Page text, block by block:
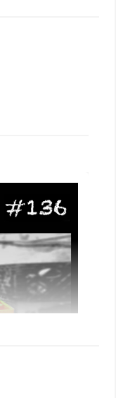
elkarrizketa
amaiera